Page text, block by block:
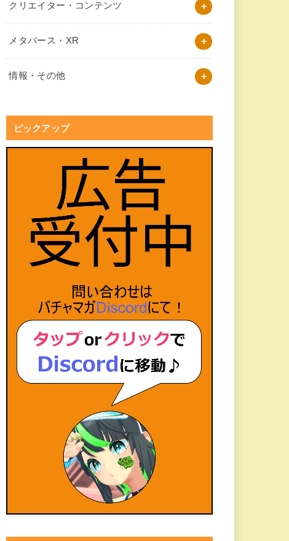
クリエイター・コンテンツ
メタバース・XR
情報・その他
ピックアップ